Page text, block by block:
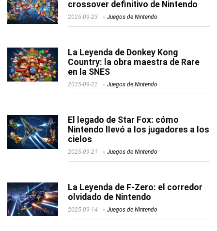
crossover definitivo de Nintendo
2025-09-23 Juegos de Nintendo
La Leyenda de Donkey Kong
Country: la obra maestra de Rare
en la SNES
2025-09-22 Juegos de Nintendo
El legado de Star Fox: cómo
Nintendo llevó a los jugadores a los
cielos
2025-09-21 Juegos de Nintendo
La Leyenda de F-Zero: el corredor
olvidado de Nintendo
2025-09-14 Juegos de Nintendo